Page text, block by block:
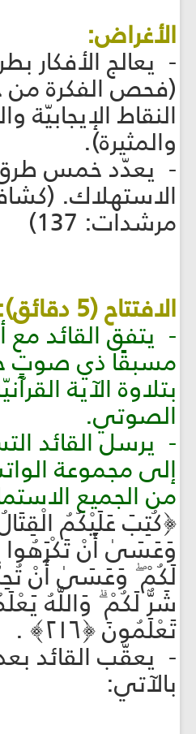
الأغراض:
- يعالج الأفكار
(فحص الفكرة من
النقاط الإيجابيّة
والمثيرة).
- يعدّد خمس طرق
مرشدات: 137)
الافتتاح (5 دقائق):
- يتفق القائد مع
مسبقًا ذي صوتٍ
بتلاوة الآية
الصوتي.
- يرسل القائد
إلى مجموعة
من الجميع
﴿كُتِبَ عَلَيْكُمُ
وَعَسَىٰ أَنْ تَكْرَهُوا
لَكُمْ ۖ وَعَسَىٰ أَنْ
شَرٌّ لَكُمْ ۗ وَاللَّهُ
تَعْلَمُونَ ﴿٢١٦﴾ .
- يعقّب القائد
بالآتي: